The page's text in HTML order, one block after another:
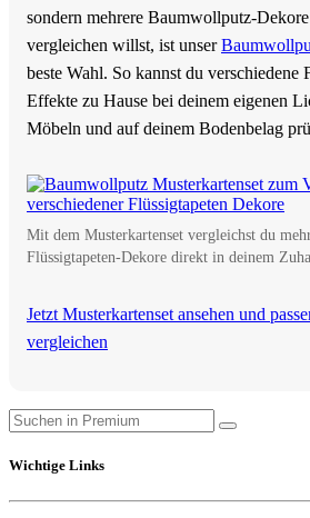
sondern mehrere Baumwollputz-
vergleichen willst, ist unser
beste Wahl. So kannst du verschiedene
Effekte zu Hause bei deinem eigenen
Möbeln und auf deinem Bodenbelag
Mit dem Musterkartenset vergleichst du
Flüssigtapeten-Dekore direkt in deinem
Jetzt Musterkartenset ansehen und
vergleichen
Wichtige Links